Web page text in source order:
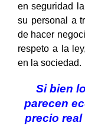
en seguridad
su personal a
de hacer
respeto a la
en la sociedad.
Si bien
parecen
precio